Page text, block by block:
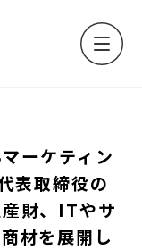
ーケティン
表取締役の
財、ITやサ
材を展開し